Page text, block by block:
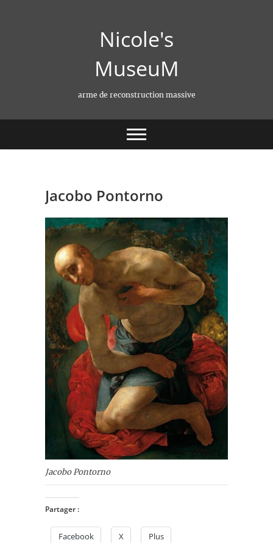
Nicole's
MuseuM
arme de reconstruction massive
Jacobo Pontorno
Jacobo Pontorno
Partager :
Facebook X Plus